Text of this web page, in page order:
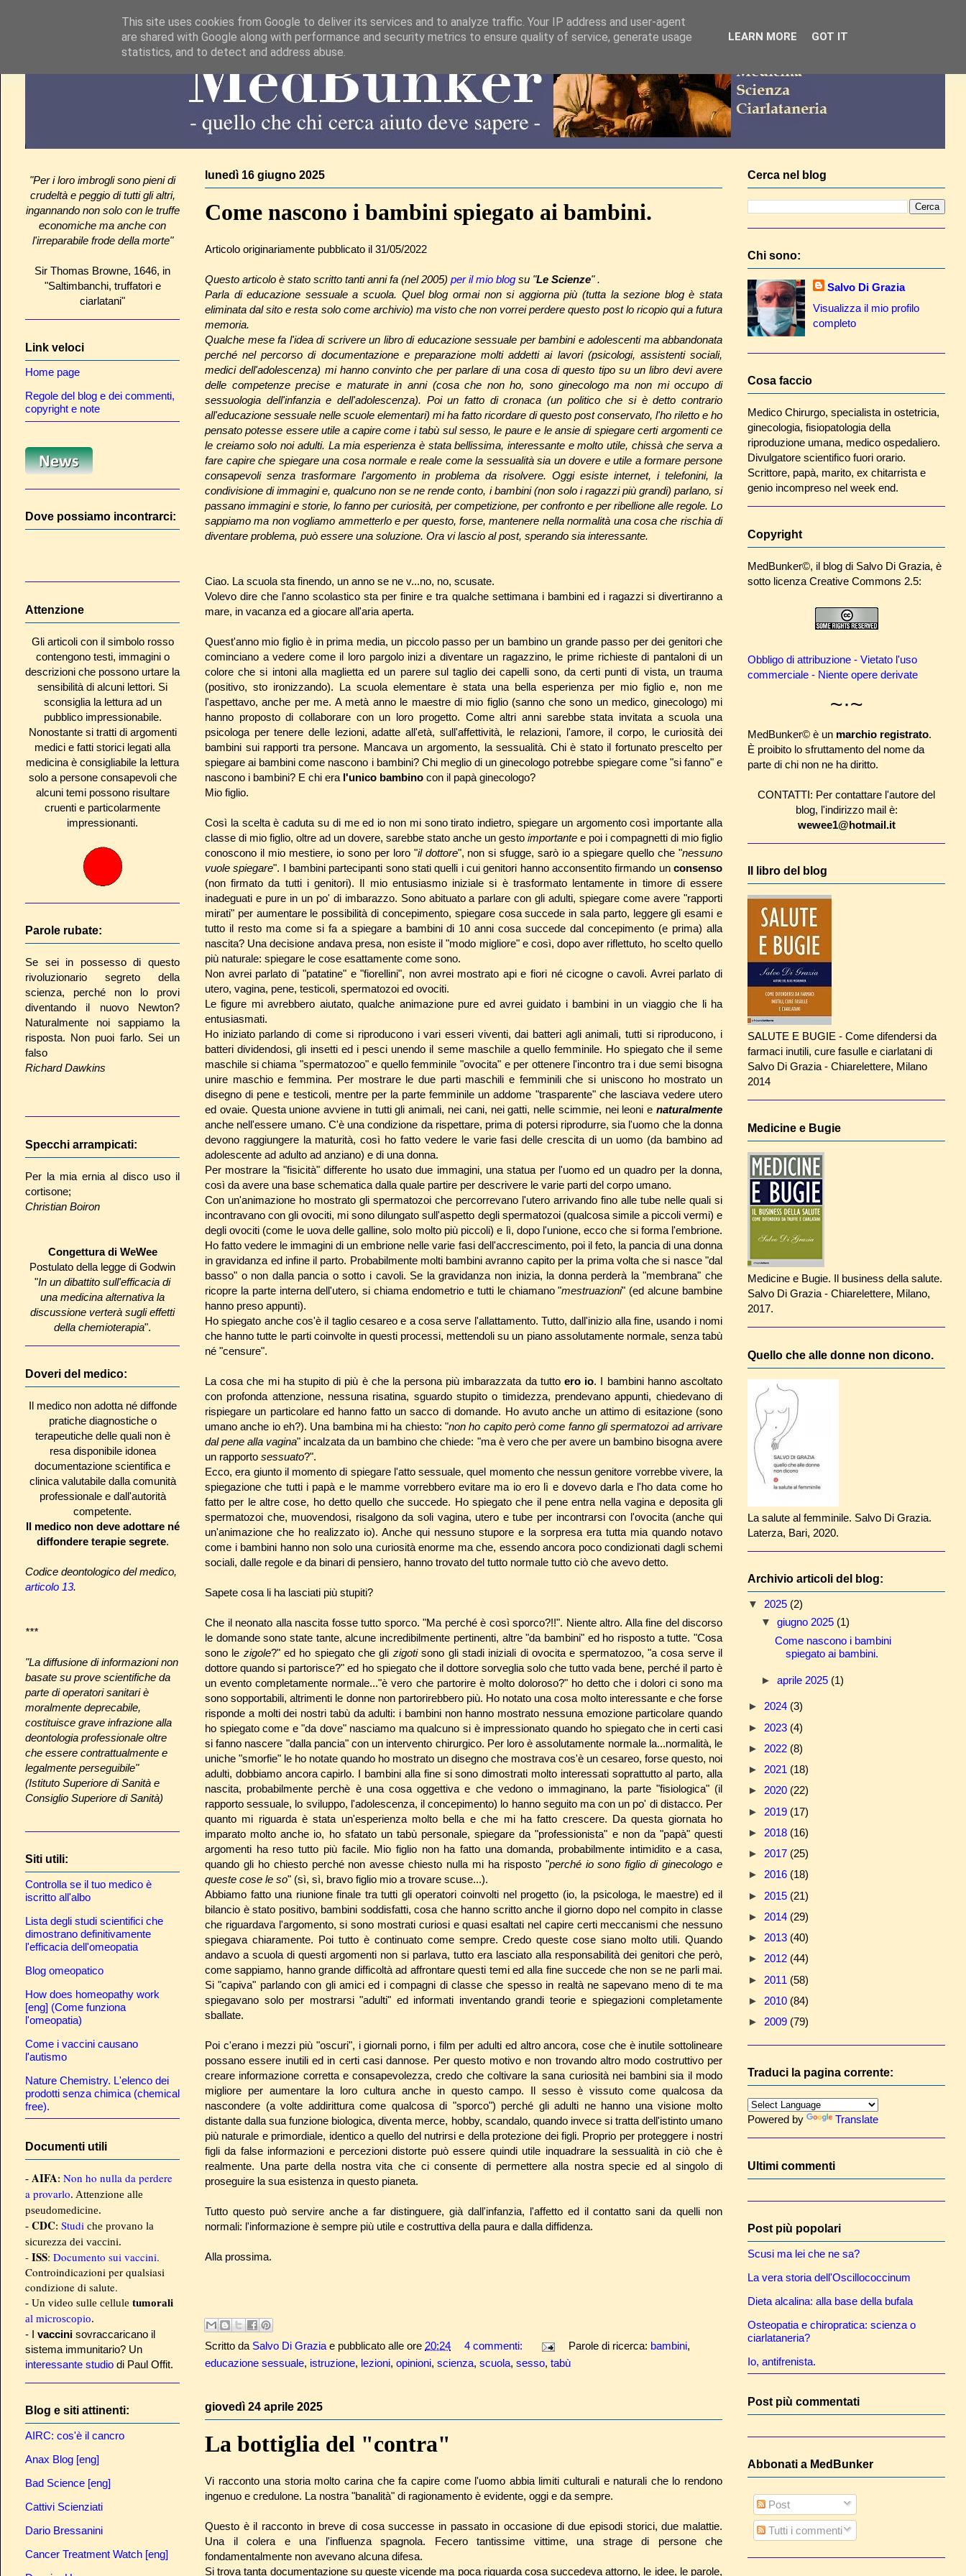
lunedì 16 giugno 2025
Come nascono i bambini spiegato ai bambini.
Articolo originariamente pubblicato il 31/05/2022
Questo articolo è stato scritto tanti anni fa (nel 2005) per il mio blog su "Le Scienze" .
Parla di educazione sessuale a scuola. Quel blog ormai non si aggiorna più (tutta la sezione blog è stata
eliminata dal sito e resta solo come archivio) ma visto che non vorrei perdere questo post lo ricopio qui a futura
memoria.
Qualche mese fa l'idea di scrivere un libro di educazione sessuale per bambini e adolescenti ma abbandonata
perché nel percorso di documentazione e preparazione molti addetti ai lavori (psicologi, assistenti sociali,
medici dell'adolescenza) mi hanno convinto che per parlare di una cosa di questo tipo su un libro devi avere
delle competenze precise e maturate in anni (cosa che non ho, sono ginecologo ma non mi occupo di
sessuologia dell'infanzia e dell'adolescenza). Poi un fatto di cronaca (un politico che si è detto contrario
all'educazione sessuale nelle scuole elementari) mi ha fatto ricordare di questo post conservato, l'ho riletto e ho
pensato potesse essere utile a capire come i tabù sul sesso, le paure e le ansie di spiegare certi argomenti ce
le creiamo solo noi adulti. La mia esperienza è stata bellissima, interessante e molto utile, chissà che serva a
fare capire che spiegare una cosa normale e reale come la sessualità sia un dovere e utile a formare persone
consapevoli senza trasformare l'argomento in problema da risolvere. Oggi esiste internet, i telefonini, la
condivisione di immagini e, qualcuno non se ne rende conto, i bambini (non solo i ragazzi più grandi) parlano, si
passano immagini e storie, lo fanno per curiosità, per competizione, per confronto e per ribellione alle regole. Lo
sappiamo ma non vogliamo ammetterlo e per questo, forse, mantenere nella normalità una cosa che rischia di
diventare problema, può essere una soluzione. Ora vi lascio al post, sperando sia interessante.
Ciao. La scuola sta finendo, un anno se ne v...no, no, scusate.
Volevo dire che l'anno scolastico sta per finire e tra qualche settimana i bambini ed i ragazzi si divertiranno a
mare, in vacanza ed a giocare all'aria aperta.
Quest'anno mio figlio è in prima media, un piccolo passo per un bambino un grande passo per dei genitori che
cominciano a vedere come il loro pargolo inizi a diventare un ragazzino, le prime richieste di pantaloni di un
colore che si intoni alla maglietta ed un parere sul taglio dei capelli sono, da certi punti di vista, un trauma
(positivo, sto ironizzando). La scuola elementare è stata una bella esperienza per mio figlio e, non me
l'aspettavo, anche per me. A metà anno le maestre di mio figlio (sanno che sono un medico, ginecologo) mi
hanno proposto di collaborare con un loro progetto. Come altri anni sarebbe stata invitata a scuola una
psicologa per tenere delle lezioni, adatte all'età, sull'affettività, le relazioni, l'amore, il corpo, le curiosità dei
bambini sui rapporti tra persone. Mancava un argomento, la sessualità. Chi è stato il fortunato prescelto per
spiegare ai bambini come nascono i bambini? Chi meglio di un ginecologo potrebbe spiegare come "si fanno" e
nascono i bambini? E chi era l'unico bambino con il papà ginecologo?
Mio figlio.
Così la scelta è caduta su di me ed io non mi sono tirato indietro, spiegare un argomento così importante alla
classe di mio figlio, oltre ad un dovere, sarebbe stato anche un gesto importante e poi i compagnetti di mio figlio
conoscono il mio mestiere, io sono per loro "il dottore", non si sfugge, sarò io a spiegare quello che "nessuno
vuole spiegare". I bambini partecipanti sono stati quelli i cui genitori hanno acconsentito firmando unconsenso
(non firmato da tutti i genitori). Il mio entusiasmo iniziale si è trasformato lentamente in timore di essere
inadeguati e pure in un po' di imbarazzo. Sono abituato a parlare con gli adulti, spiegare come avere "rapporti
mirati" per aumentare le possibilità di concepimento, spiegare cosa succede in sala parto, leggere gli esami e
tutto il resto ma come si fa a spiegare a bambini di 10 anni cosa succede dal concepimento (e prima) alla
nascita? Una decisione andava presa, non esiste il "modo migliore" e così, dopo aver riflettuto, ho scelto quello
più naturale: spiegare le cose esattamente come sono.
Non avrei parlato di "patatine" e "fiorellini", non avrei mostrato api e fiori né cicogne o cavoli. Avrei parlato di
utero, vagina, pene, testicoli, spermatozoi ed ovociti.
Le figure mi avrebbero aiutato, qualche animazione pure ed avrei guidato i bambini in un viaggio che li ha
entusiasmati.
Ho iniziato parlando di come si riproducono i vari esseri viventi, dai batteri agli animali, tutti si riproducono, i
batteri dividendosi, gli insetti ed i pesci unendo il seme maschile a quello femminile. Ho spiegato che il seme
maschile si chiama "spermatozoo" e quello femminile "ovocita" e per ottenere l'incontro tra i due semi bisogna
unire maschio e femmina. Per mostrare le due parti maschili e femminili che si uniscono ho mostrato un
disegno di pene e testicoli, mentre per la parte femminile un addome "trasparente" che lasciava vedere utero
ed ovaie. Questa unione avviene in tutti gli animali, nei cani, nei gatti, nelle scimmie, nei leoni e naturalmente
anche nell'essere umano. C'è una condizione da rispettare, prima di potersi riprodurre, sia l'uomo che la donna
devono raggiungere la maturità, così ho fatto vedere le varie fasi delle crescita di un uomo (da bambino ad
adolescente ad adulto ad anziano) e di una donna.
Per mostrare la "fisicità" differente ho usato due immagini, una statua per l'uomo ed un quadro per la donna,
così da avere una base schematica dalla quale partire per descrivere le varie parti del corpo umano.
Con un'animazione ho mostrato gli spermatozoi che percorrevano l'utero arrivando fino alle tube nelle quali si
incontravano con gli ovociti, mi sono dilungato sull'aspetto degli spermatozoi (qualcosa simile a piccoli vermi) e
degli ovociti (come le uova delle galline, solo molto più piccoli) e lì, dopo l'unione, ecco che si forma l'embrione.
Ho fatto vedere le immagini di un embrione nelle varie fasi dell'accrescimento, poi il feto, la pancia di una donna
in gravidanza ed infine il parto. Probabilmente molti bambini avranno capito per la prima volta che si nasce "dal
basso" o non dalla pancia o sotto i cavoli. Se la gravidanza non inizia, la donna perderà la "membrana" che
ricopre la parte interna dell'utero, si chiama endometrio e tutti le chiamano "mestruazioni" (ed alcune bambine
hanno preso appunti).
Ho spiegato anche cos'è il taglio cesareo e a cosa serve l'allattamento. Tutto, dall'inizio alla fine, usando i nomi
che hanno tutte le parti coinvolte in questi processi, mettendoli su un piano assolutamente normale, senza tabù
né "censure".
La cosa che mi ha stupito di più è che la persona più imbarazzata da tuttoero io. I bambini hanno ascoltato
con profonda attenzione, nessuna risatina, sguardo stupito o timidezza, prendevano appunti, chiedevano di
rispiegare un particolare ed hanno fatto un sacco di domande. Ho avuto anche un attimo di esitazione (sono
umano anche io eh?). Una bambina mi ha chiesto: "non ho capito però come fanno gli spermatozoi ad arrivare
dal pene alla vagina" incalzata da un bambino che chiede: "ma è vero che per avere un bambino bisogna avere
un rapporto sessuato?".
Ecco, era giunto il momento di spiegare l'atto sessuale, quel momento che nessun genitore vorrebbe vivere, la
spiegazione che tutti i papà e le mamme vorrebbero evitare ma io ero lì e dovevo darla e l'ho data come ho
fatto per le altre cose, ho detto quello che succede. Ho spiegato che il pene entra nella vagina e deposita gli
spermatozoi che, muovendosi, risalgono da soli vagina, utero e tube per incontrarsi con l'ovocita (anche qui
un'animazione che ho realizzato io). Anche qui nessuno stupore e la sorpresa era tutta mia quando notavo
come i bambini hanno non solo una curiosità enorme ma che, essendo ancora poco condizionati dagli schemi
sociali, dalle regole e da binari di pensiero, hanno trovato del tutto normale tutto ciò che avevo detto.
Sapete cosa li ha lasciati più stupiti?
Che il neonato alla nascita fosse tutto sporco. "Ma perché è così sporco?!!". Niente altro. Alla fine del discorso
le domande sono state tante, alcune incredibilmente pertinenti, altre "da bambini" ed ho risposto a tutte. "Cosa
sono le zigole?" ed ho spiegato che gli zigotisono gli stadi iniziali di ovocita e spermatozoo, "a cosa serve il
dottore quando si partorisce?" ed ho spiegato che il dottore sorveglia solo che tutto vada bene, perché il parto è
un evento completamente normale..."è vero che partorire è molto doloroso?" ho detto che i dolori ci sono ma
sono sopportabili, altrimenti le donne non partorirebbero più. Ho notato una cosa molto interessante e che forse
risponde a molti dei nostri tabù da adulti: i bambini non hanno mostrato nessuna emozione particolare quando
ho spiegato come e "da dove" nasciamo ma qualcuno si è impressionato quando ho spiegato che in certi casi
si fanno nascere "dalla pancia" con un intervento chirurgico. Per loro è assolutamente normale la...normalità, le
uniche "smorfie" le ho notate quando ho mostrato un disegno che mostrava cos'è un cesareo, forse questo, noi
adulti, dobbiamo ancora capirlo. I bambini alla fine si sono dimostrati molto interessati soprattutto al parto, alla
nascita, probabilmente perchè è una cosa oggettiva e che vedono o immaginano, la parte "fisiologica" (il
rapporto sessuale, lo sviluppo, l'adolescenza, il concepimento) lo hanno seguito ma con un po' di distacco. Per
quanto mi riguarda è stata un'esperienza molto bella e che mi ha fatto crescere. Da questa giornata ho
imparato molto anche io, ho sfatato un tabù personale, spiegare da "professionista" e non da "papà" questi
argomenti ha reso tutto più facile. Mio figlio non ha fatto una domanda, probabilmente intimidito e a casa,
quando gli ho chiesto perché non avesse chiesto nulla mi ha risposto "perché io sono figlio di ginecologo e
queste cose le so" (sì, sì, bravo figlio mio a trovare scuse...).
Abbiamo fatto una riunione finale tra tutti gli operatori coinvolti nel progetto (io, la psicologa, le maestre) ed il
bilancio è stato positivo, bambini soddisfatti, cosa che hanno scritto anche il giorno dopo nel compito in classe
che riguardava l'argomento, si sono mostrati curiosi e quasi esaltati nel capire certi meccanismi che nessuno
spiegava chiaramente. Poi tutto è continuato come sempre. Credo queste cose siano molto utili. Quando
andavo a scuola di questi argomenti non si parlava, tutto era lasciato alla responsabilità dei genitori che però,
come sappiamo, hanno grande difficoltà ad affrontare questi temi ed alla fine succede che non se ne parli mai.
Si "capiva" parlando con gli amici ed i compagni di classe che spesso in realtà ne sapevano meno di te ma
spiegavano solo per mostrarsi "adulti" ed informati inventando grandi teorie e spiegazioni completamente
sballate.
Poi c'erano i mezzi più "oscuri", i giornali porno, i film per adulti ed altro ancora, cose che è inutile sottolineare
possano essere inutili ed in certi casi dannose. Per questo motivo e non trovando altro modo costruttivo per
creare informazione corretta e consapevolezza, credo che coltivare la sana curiosità nei bambini sia il modo
migliore per aumentare la loro cultura anche in questo campo. Il sesso è vissuto come qualcosa da
nascondere (a volte addirittura come qualcosa di "sporco") perché gli adulti ne hanno una visione molto
distante dalla sua funzione biologica, diventa merce, hobby, scandalo, quando invece si tratta dell'istinto umano
più naturale e primordiale, identico a quello del nutrirsi e della protezione dei figli. Proprio per proteggere i nostri
figli da false informazioni e percezioni distorte può essere quindi utile inquadrare la sessualità in ciò che è
realmente. Una parte della nostra vita che ci consente di permettere alla nostra specie ed al singolo di
proseguire la sua esistenza in questo pianeta.
Tutto questo può servire anche a far distinguere, già dall'infanzia, l'affetto ed il contatto sani da quelli non
normali: l'informazione è sempre più utile e costruttiva della paura e dalla diffidenza.
Alla prossima.
Scritto da Salvo Di Grazia e pubblicato alle ore 20:24 4 commenti: Parole di ricerca: bambini,
educazione sessuale, istruzione, lezioni, opinioni, scienza, scuola, sesso, tabù
giovedì 24 aprile 2025
La bottiglia del "contra"
Vi racconto una storia molto carina che fa capire come l'uomo abbia limiti culturali e naturali che lo rendono
ingenuo e credulone. La nostra "banalità" di ragionamento è evidente, oggi e da sempre.
Questo è il racconto in breve di cosa successe in passato in occasione di due episodi storici, due malattie.
Una il colera e una l'influenza spagnola. Fecero tantissime vittime, una strage di persone che
fondamentalmente non avevano alcuna difesa.
Si trova tanta documentazione su queste vicende ma poca riguarda cosa succedeva attorno, le idee, le parole,
"Per i loro imbrogli sono pieni di
crudeltà e peggio di tutti gli altri,
ingannando non solo con le truffe
economiche ma anche con
l'irreparabile frode della morte"
Sir Thomas Browne, 1646, in
"Saltimbanchi, truffatori e
ciarlatani"
Link veloci
Home page
Regole del blog e dei commenti,
copyright e note
Dove possiamo incontrarci:
Attenzione
Gli articoli con il simbolo rosso
contengono testi, immagini o
descrizioni che possono urtare la
sensibilità di alcuni lettori. Si
sconsiglia la lettura ad un
pubblico impressionabile.
Nonostante si tratti di argomenti
medici e fatti storici legati alla
medicina è consigliabile la lettura
solo a persone consapevoli che
alcuni temi possono risultare
cruenti e particolarmente
impressionanti.
Parole rubate:
Se sei in possesso di questo
rivoluzionario segreto della
scienza, perché non lo provi
diventando il nuovo Newton?
Naturalmente noi sappiamo la
risposta. Non puoi farlo. Sei un
falso
Richard Dawkins
Specchi arrampicati:
Per la mia ernia al disco uso il
cortisone;
Christian Boiron
Congettura di WeWee
Postulato della legge di Godwin
"In un dibattito sull'efficacia di
una medicina alternativa la
discussione verterà sugli effetti
della chemioterapia".
Doveri del medico:
Il medico non adotta né diffonde
pratiche diagnostiche o
terapeutiche delle quali non è
resa disponibile idonea
documentazione scientifica e
clinica valutabile dalla comunità
professionale e dall'autorità
competente.
Il medico non deve adottare né
diffondere terapie segrete.
Codice deontologico del medico,
articolo 13.
***
"La diffusione di informazioni non
basate su prove scientifiche da
parte di operatori sanitari è
moralmente deprecabile,
costituisce grave infrazione alla
deontologia professionale oltre
che essere contrattualmente e
legalmente perseguibile"
(Istituto Superiore di Sanità e
Consiglio Superiore di Sanità)
Siti utili:
Controlla se il tuo medico è
iscritto all'albo
Lista degli studi scientifici che
dimostrano definitivamente
l'efficacia dell'omeopatia
Blog omeopatico
How does homeopathy work
[eng] (Come funziona
l'omeopatia)
Come i vaccini causano
l'autismo
Nature Chemistry. L'elenco dei
prodotti senza chimica (chemical
free).
Documenti utili
- AIFA: Non ho nulla da perdere
a provarlo. Attenzione alle
pseudomedicine.
- CDC: Studi che provano la
sicurezza dei vaccini.
- ISS: Documento sui vaccini.
Controindicazioni per qualsiasi
condizione di salute.
- Un video sulle cellule tumorali
al microscopio.
- I vaccini sovraccaricano il
sistema immunitario? Un
interessante studio di Paul Offit.
Blog e siti attinenti:
AIRC: cos'è il cancro
Anax Blog [eng]
Bad Science [eng]
Cattivi Scienziati
Dario Bressanini
Cancer Treatment Watch [eng]
Cerca nel blog
Chi sono:
Salvo Di Grazia
Visualizza il mio profilo
completo
Cosa faccio
Medico Chirurgo, specialista in ostetricia,
ginecologia, fisiopatologia della
riproduzione umana, medico ospedaliero.
Divulgatore scientifico fuori orario.
Scrittore, papà, marito, ex chitarrista e
genio incompreso nel week end.
Copyright
MedBunker©, il blog di Salvo Di Grazia, è
sotto licenza Creative Commons 2.5:
Obbligo di attribuzione - Vietato l'uso
commerciale - Niente opere derivate
~·~
MedBunker© è un marchio registrato.
È proibito lo sfruttamento del nome da
parte di chi non ne ha diritto.
CONTATTI: Per contattare l'autore del
blog, l'indirizzo mail è:
wewee1@hotmail.it
Il libro del blog
SALUTE E BUGIE - Come difendersi da
farmaci inutili, cure fasulle e ciarlatani di
Salvo Di Grazia - Chiarelettere, Milano
2014
Medicine e Bugie
Medicine e Bugie. Il business della salute.
Salvo Di Grazia - Chiarelettere, Milano,
2017.
Quello che alle donne non dicono.
La salute al femminile. Salvo Di Grazia.
Laterza, Bari, 2020.
Archivio articoli del blog:
▼ 2025 (2)
▼ giugno 2025 (1)
Come nascono i bambini
spiegato ai bambini.
► aprile 2025 (1)
► 2024 (3)
► 2023 (4)
► 2022 (8)
► 2021 (18)
► 2020 (22)
► 2019 (17)
► 2018 (16)
► 2017 (25)
► 2016 (18)
► 2015 (21)
► 2014 (29)
► 2013 (40)
► 2012 (44)
► 2011 (58)
► 2010 (84)
► 2009 (79)
Traduci la pagina corrente:
Powered by Translate
Ultimi commenti
Post più popolari
Scusi ma lei che ne sa?
La vera storia dell'Oscillococcinum
Dieta alcalina: alla base della bufala
Osteopatia e chiropratica: scienza o
ciarlataneria?
Io, antifrenista.
Post più commentati
Abbonati a MedBunker
Post
Tutti i commenti
This site uses cookies from Google to deliver its services and to analyze traffic. Your IP address and user-agent
are shared with Google along with performance and security metrics to ensure quality of service, generate usage
statistics, and to detect and address abuse.
LEARN MORE GOT IT